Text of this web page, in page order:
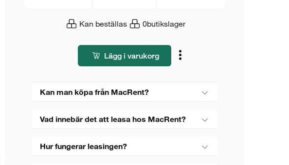
Kan beställas 0butikslager
Lägg i varukorg
Kan man köpa från MacRent?
Vad innebär det att leasa hos MacRent?
Hur fungerar leasingen?